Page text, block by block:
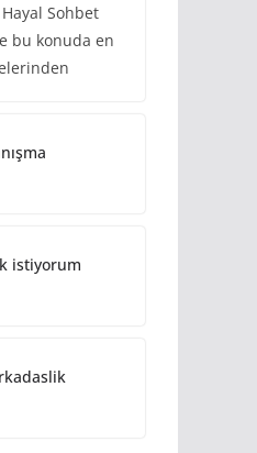
Sohbet
bu konuda en
istiyorum